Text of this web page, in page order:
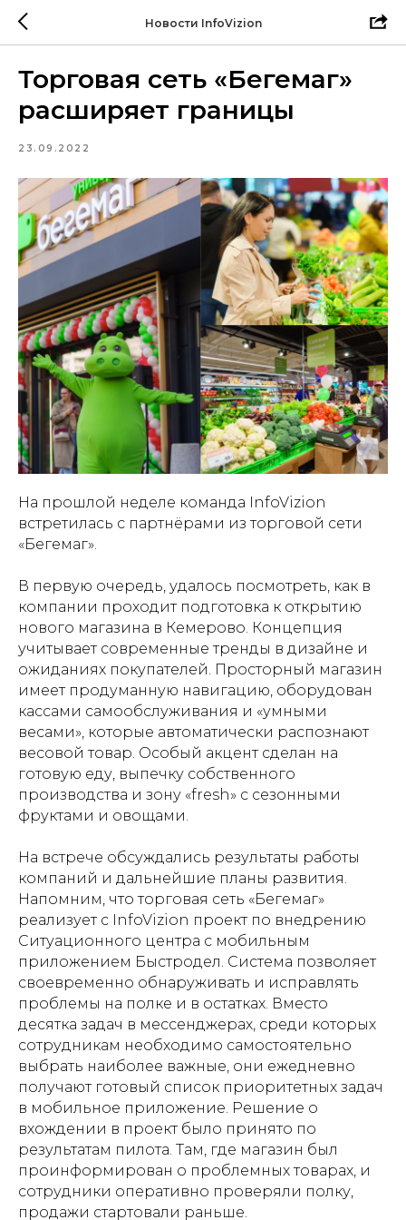
Новости InfoVizion
Торговая сеть «Бегемаг»
расширяет границы
23.09.2022
На прошлой неделе команда InfoVizion
встретилась с партнёрами из торговой сети
«Бегемаг».
В первую очередь, удалось посмотреть, как в
компании проходит подготовка к открытию
нового магазина в Кемерово. Концепция
учитывает современные тренды в дизайне и
ожиданиях покупателей. Просторный магазин
имеет продуманную навигацию, оборудован
кассами самообслуживания и «умными
весами», которые автоматически распознают
весовой товар. Особый акцент сделан на
готовую еду, выпечку собственного
производства и зону «fresh» с сезонными
фруктами и овощами.
На встрече обсуждались результаты работы
компаний и дальнейшие планы развития.
Напомним, что торговая сеть «Бегемаг»
реализует с InfoVizion проект по внедрению
Ситуационного центра с мобильным
приложением Быстродел. Система позволяет
своевременно обнаруживать и исправлять
проблемы на полке и в остатках. Вместо
десятка задач в мессенджерах, среди которых
сотрудникам необходимо самостоятельно
выбрать наиболее важные, они ежедневно
получают готовый список приоритетных задач
в мобильное приложение. Решение о
вхождении в проект было принято по
результатам пилота. Там, где магазин был
проинформирован о проблемных товарах, и
сотрудники оперативно проверяли полку,
продажи стартовали раньше.